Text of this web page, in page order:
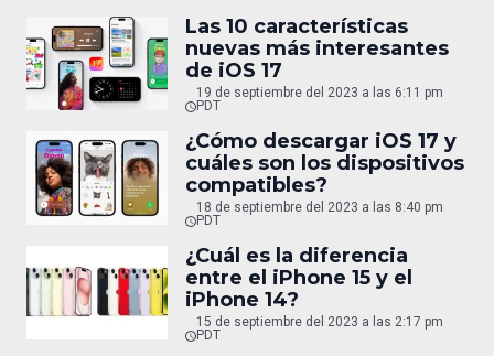
Las 10 características
nuevas más interesantes
de iOS 17
19 de septiembre del 2023 a las 6:11 pm
PDT
¿Cómo descargar iOS 17 y
cuáles son los dispositivos
compatibles?
18 de septiembre del 2023 a las 8:40 pm
PDT
¿Cuál es la diferencia
entre el iPhone 15 y el
iPhone 14?
15 de septiembre del 2023 a las 2:17 pm
PDT